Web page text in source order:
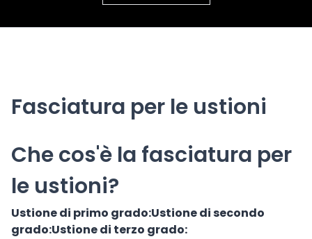
Fasciatura per le ustioni
Che cos'è la fasciatura per
le ustioni?
Ustione di primo grado:Ustione di secondo
grado:Ustione di terzo grado: